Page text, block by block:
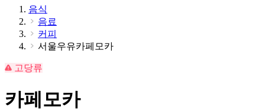
음식
음료
커피
서울우유카페모카
고당류
카페모카